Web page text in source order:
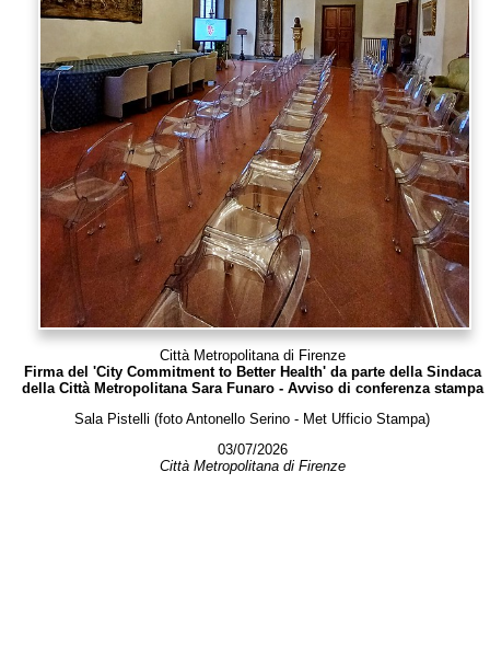
Città Metropolitana di Firenze
Firma del 'City Commitment to Better Health' da parte della Sindaca
della Città Metropolitana Sara Funaro - Avviso di conferenza stampa
Sala Pistelli (foto Antonello Serino - Met Ufficio Stampa)
03/07/2026
Città Metropolitana di Firenze